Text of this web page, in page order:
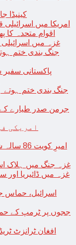
کینیڈا
امریکا میں
اقوام متحدہ کا
غزہ میں اسرائیلی بمباری
جنگ بندی ختم
پاکستانی
جنگ بندی ختم ہوتے
جرمن صدر طیارے کے
امریکی
امیرِ
غزہ جنگ میں ہلاک
غزہ میں ڈائیریا اور
اسرائیل، حماس